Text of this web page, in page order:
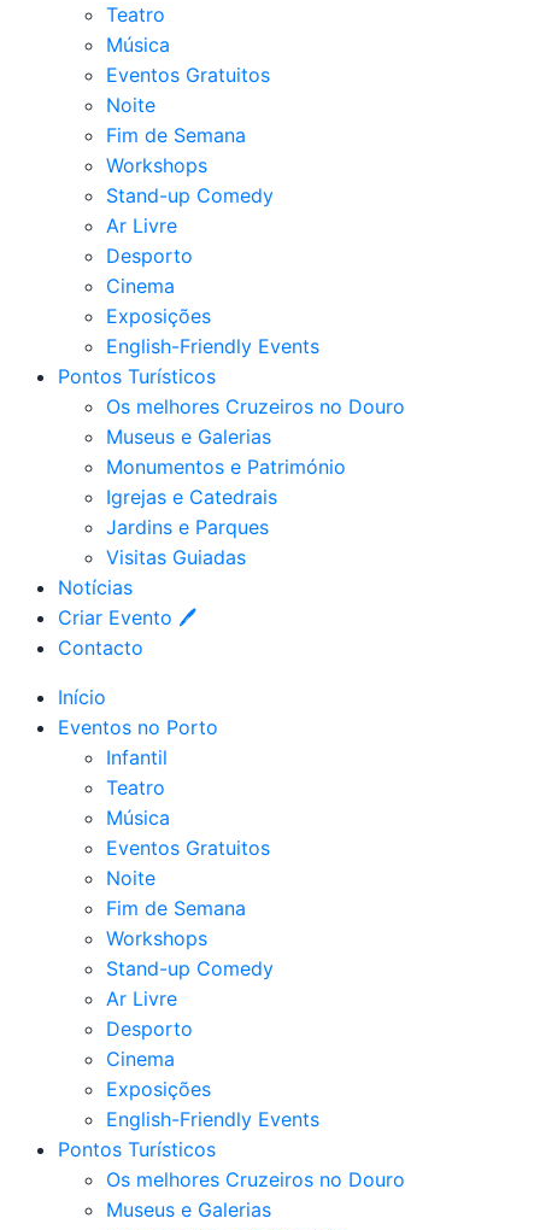
Teatro
Música
Eventos Gratuitos
Noite
Fim de Semana
Workshops
Stand-up Comedy
Ar Livre
Desporto
Cinema
Exposições
English-Friendly Events
Pontos Turísticos
Os melhores Cruzeiros no Douro​
Museus e Galerias
Monumentos e Património
Igrejas e Catedrais
Jardins e Parques
Visitas Guiadas
Notícias
Criar Evento 🖊
Contacto
Início
Eventos no Porto
Infantil
Teatro
Música
Eventos Gratuitos
Noite
Fim de Semana
Workshops
Stand-up Comedy
Ar Livre
Desporto
Cinema
Exposições
English-Friendly Events
Pontos Turísticos
Os melhores Cruzeiros no Douro​
Museus e Galerias